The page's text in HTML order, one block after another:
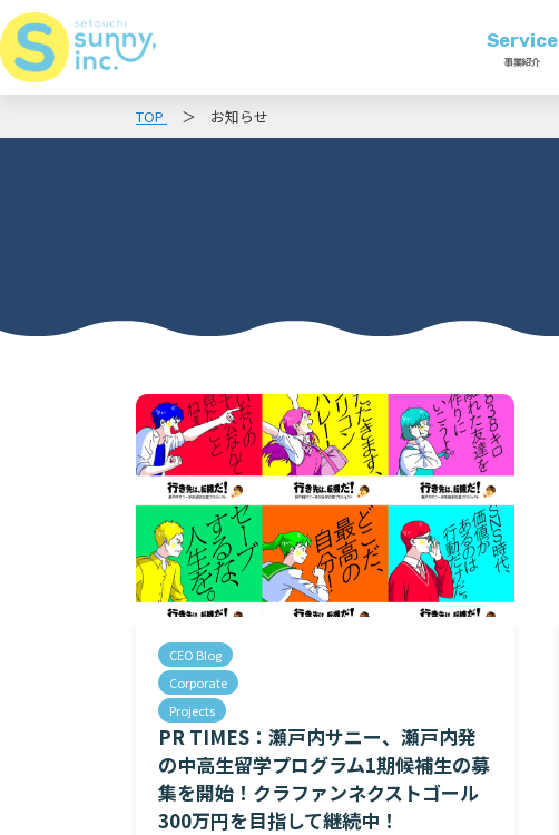
Service
事業紹介
TOP お知らせ
CEO Blog
Corporate
Projects
PR TIMES：瀬戸内サニー、瀬戸内発
の中高生留学プログラム1期候補生の募
集を開始！クラファンネクストゴール
300万円を目指して継続中！